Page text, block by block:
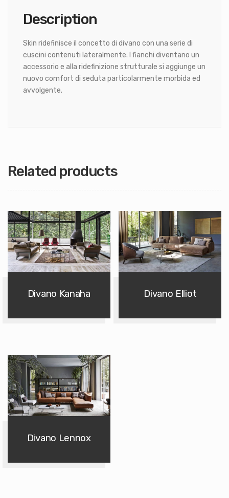
Description
Skin ridefinisce il concetto di divano con una serie di
cuscini contenuti lateralmente. I fianchi diventano un
accessorio e alla ridefinizione strutturale si aggiunge un
nuovo comfort di seduta particolarmente morbida ed
avvolgente.
Related products
Divano Kanaha Divano Elliot
Divano Lennox